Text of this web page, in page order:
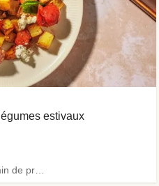
estivaux